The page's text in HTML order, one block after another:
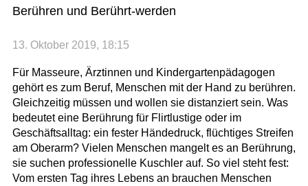
Berühren und Berührt-werden
13. Oktober 2019, 18:15
Für Masseure, Ärztinnen und Kindergartenpädagogen
gehört es zum Beruf, Menschen mit der Hand zu berühren.
Gleichzeitig müssen und wollen sie distanziert sein. Was
bedeutet eine Berührung für Flirtlustige oder im
Geschäftsalltag: ein fester Händedruck, flüchtiges Streifen
am Oberarm? Vielen Menschen mangelt es an Berührung,
sie suchen professionelle Kuschler auf. So viel steht fest:
Vom ersten Tag ihres Lebens an brauchen Menschen